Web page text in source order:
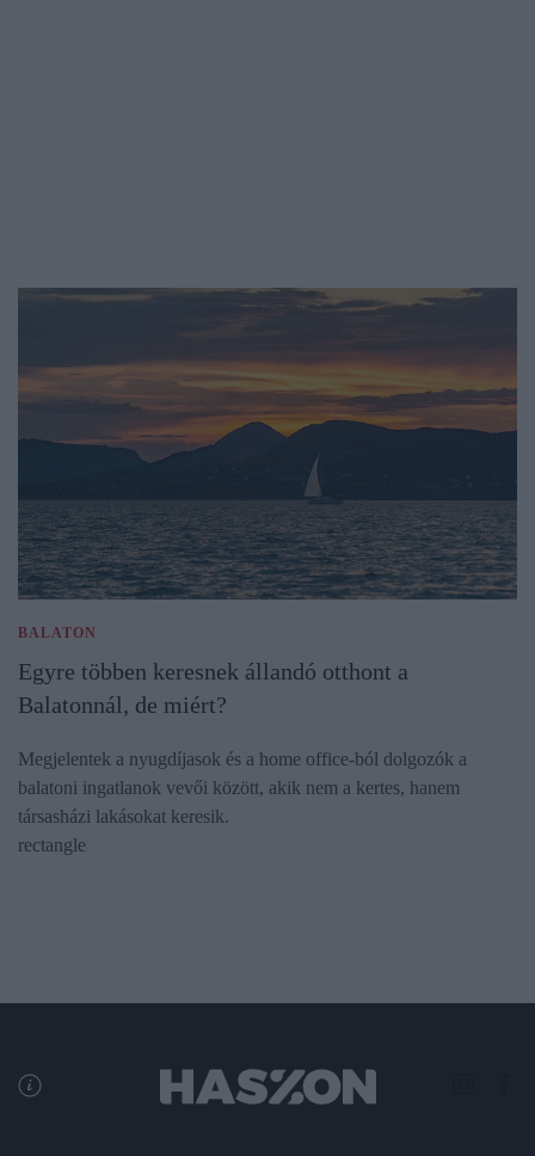
BALATON
Egyre többen keresnek állandó otthont a
Balatonnál, de miért?
Megjelentek a nyugdíjasok és a home office-ból dolgozók a
balatoni ingatlanok vevői között, akik nem a kertes, hanem
társasházi lakásokat keresik.
rectangle